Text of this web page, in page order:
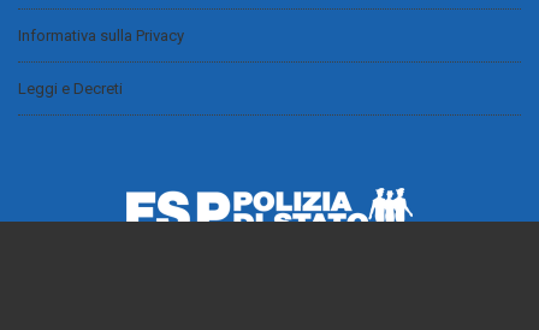
Informativa sulla Privacy
Leggi e Decreti